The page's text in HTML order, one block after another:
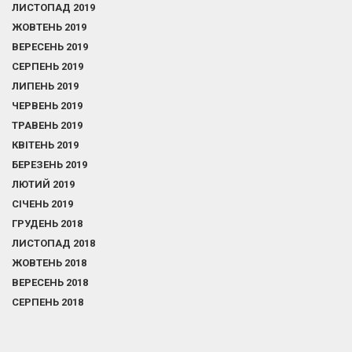
ЛИСТОПАД 2019
ЖОВТЕНЬ 2019
ВЕРЕСЕНЬ 2019
СЕРПЕНЬ 2019
ЛИПЕНЬ 2019
ЧЕРВЕНЬ 2019
ТРАВЕНЬ 2019
КВІТЕНЬ 2019
БЕРЕЗЕНЬ 2019
ЛЮТИЙ 2019
СІЧЕНЬ 2019
ГРУДЕНЬ 2018
ЛИСТОПАД 2018
ЖОВТЕНЬ 2018
ВЕРЕСЕНЬ 2018
СЕРПЕНЬ 2018